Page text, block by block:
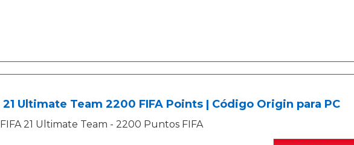
21 Ultimate Team 2200 FIFA Points | Código Origin para PC
FIFA 21 Ultimate Team - 2200 Puntos FIFA